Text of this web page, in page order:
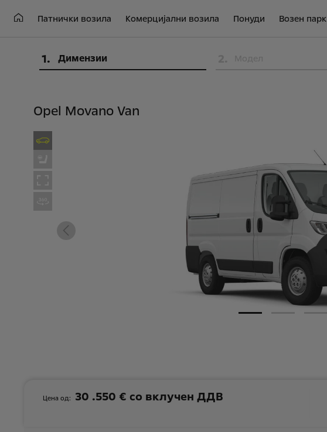
Патнички возила Комерцијални возила Понуди Возен парк
1. Димензии
Opel Movano Van
Цена од: 30 .550 € со вклучен ДДВ